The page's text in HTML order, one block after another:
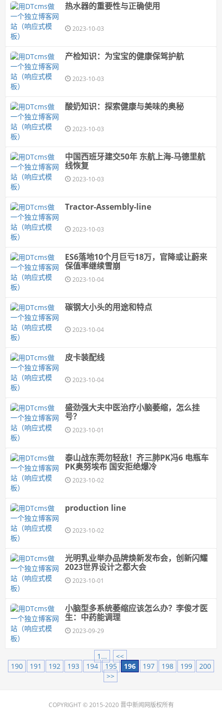
热水器的重要性与正确使用
2023-10-03
产检知识：为宝宝的健康保驾护航
2023-10-03
酸奶知识：探索健康与美味的奥秘
2023-10-03
中国西班牙建交50年 东航上海-马德里航
线恢复
2023-10-03
Tractor-Assembly-line
2023-10-03
ES6落地10个月巨亏18万，官降或让蔚来
保值率继续雪崩
2023-10-04
碳钢大小头的用途和特点
2023-10-04
皮卡装配线
2023-10-04
盛劲强大夫中医治疗小脑萎缩，怎么挂
号？
2023-10-01
泰山战东莞勿轻敌！齐三肺PK冯6 电瓶车
PK奥努埃布 国安拒绝爆冷
2023-10-02
production line
2023-10-02
光明乳业举办品牌焕新发布会，创新闪耀
2023世界设计之都大会
2023-10-01
小脑型多系统萎缩应该怎么办？李俊才医
生：中药能调理
2023-09-29
1...
<<
190
191 192 193 194 195 196 197 198 199
200
>>
COPYRIGHT © 2015-2020 晋中新闻网版权所有